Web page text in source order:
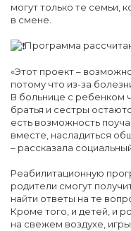
могут только те семьи,
в смене.
Программа
«Этот проект –
потому что из-за
В больнице с ребенком
братья и сестры
есть возможность
вместе, насладиться
– рассказала
Реабилитационную
родители смогут
найти ответы на те
Кроме того, и детей, и
на свежем воздухе,